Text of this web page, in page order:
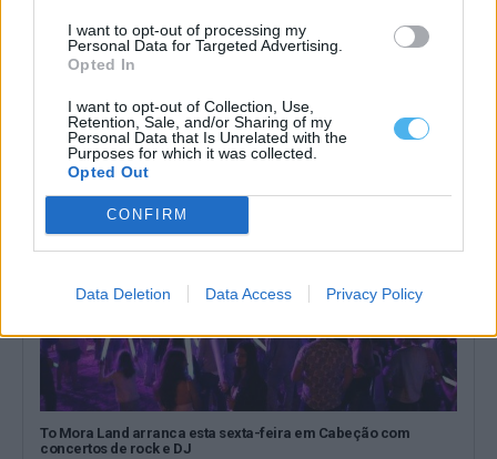
I want to opt-out of processing my
Personal Data for Targeted Advertising.
Opted In
I want to opt-out of Collection, Use,
Retention, Sale, and/or Sharing of my
Personal Data that Is Unrelated with the
Purposes for which it was collected.
Opted Out
CONFIRM
Data Deletion Data Access Privacy Policy
To Mora Land recebe GRUV e Aragão este sábado no Parque
Ecológico do Gameiro
O To Mora Land prossegue este sábado, 1 de agosto, no Parque
1 Agosto, 2026 - 12:00
To Mora Land arranca esta sexta-feira em Cabeção com
concertos de rock e DJ